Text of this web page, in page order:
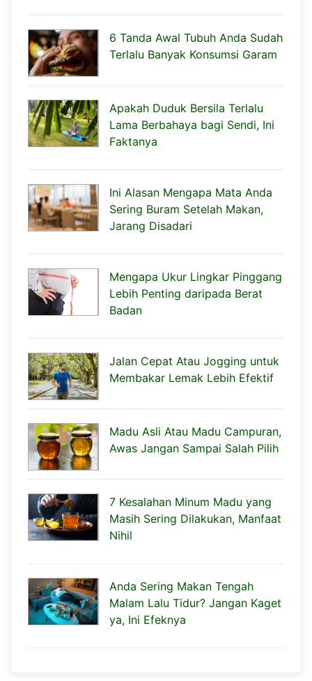
6 Tanda Awal Tubuh Anda Sudah
Terlalu Banyak Konsumsi Garam
Apakah Duduk Bersila Terlalu
Lama Berbahaya bagi Sendi, Ini
Faktanya
Ini Alasan Mengapa Mata Anda
Sering Buram Setelah Makan,
Jarang Disadari
Mengapa Ukur Lingkar Pinggang
Lebih Penting daripada Berat
Badan
Jalan Cepat Atau Jogging untuk
Membakar Lemak Lebih Efektif
Madu Asli Atau Madu Campuran,
Awas Jangan Sampai Salah Pilih
7 Kesalahan Minum Madu yang
Masih Sering Dilakukan, Manfaat
Nihil
Anda Sering Makan Tengah
Malam Lalu Tidur? Jangan Kaget
ya, Ini Efeknya